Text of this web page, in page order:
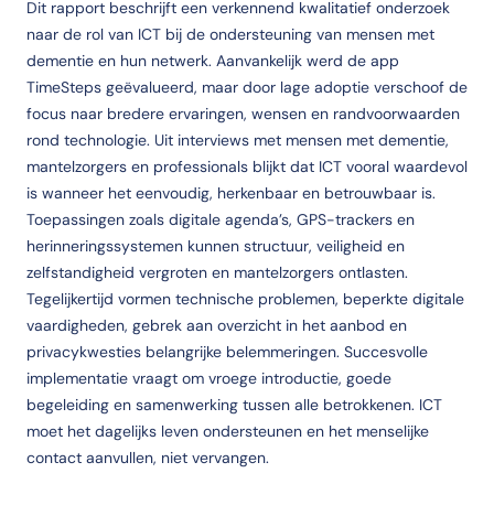
Dit rapport beschrijft een verkennend kwalitatief onderzoek
naar de rol van ICT bij de ondersteuning van mensen met
dementie en hun netwerk. Aanvankelijk werd de app
TimeSteps geëvalueerd, maar door lage adoptie verschoof de
focus naar bredere ervaringen, wensen en randvoorwaarden
rond technologie. Uit interviews met mensen met dementie,
mantelzorgers en professionals blijkt dat ICT vooral waardevol
is wanneer het eenvoudig, herkenbaar en betrouwbaar is.
Toepassingen zoals digitale agenda’s, GPS-trackers en
herinneringssystemen kunnen structuur, veiligheid en
zelfstandigheid vergroten en mantelzorgers ontlasten.
Tegelijkertijd vormen technische problemen, beperkte digitale
vaardigheden, gebrek aan overzicht in het aanbod en
privacykwesties belangrijke belemmeringen. Succesvolle
implementatie vraagt om vroege introductie, goede
begeleiding en samenwerking tussen alle betrokkenen. ICT
moet het dagelijks leven ondersteunen en het menselijke
contact aanvullen, niet vervangen.